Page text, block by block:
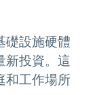
礎設施硬體
新投資。這
和工作場所